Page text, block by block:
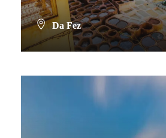
Da Fez